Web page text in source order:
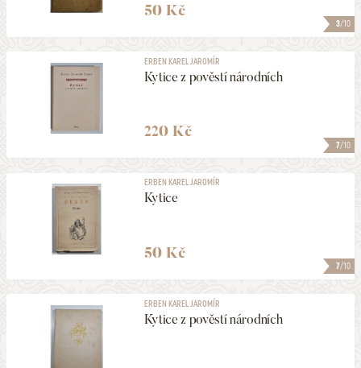
3/10
50 Kč
7/10
ERBEN KAREL JAROMÍR
Kytice z pověstí národních
220 Kč
7/10
ERBEN KAREL JAROMÍR
Kytice
50 Kč
ERBEN KAREL JAROMÍR
Kytice z pověstí národních